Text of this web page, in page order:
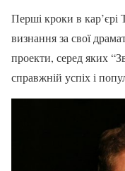
Перші кроки в кар’єрі
визнання за свої
проекти, серед яких
справжній успіх і